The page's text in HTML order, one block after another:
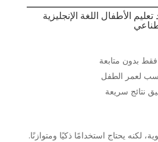
الأطفال اللغة الإنجليزية
فقط بدون متابعة
لعمر الطفل
نتائج سريعة
لكنه يحتاج استخدامًا ذكيًا ومتوازنًا.